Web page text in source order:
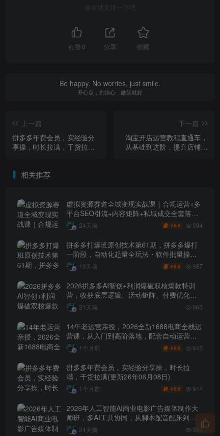
喜欢就支持一下吧
点赞 0 分享 收藏
Be happy. No worries, just smile.
开心点，别担心，微笑就好
上一篇
拼多多年费会员，实经验分
享操，时长拉满，干货拉满
下一篇
淘宝开店运营教程直通车，
从基础到进阶，提升店铺流
相关推荐
虚拟资源赛道全域变现实战课｜合规运营+多
平台SEO引流+内容矩阵+私域成交全套落地
玩法24天前 ￥6.6 994
拼多多打爆班原创技术第61期，拼多多爆打
一阶段，自动化起量全玩法・软件批量操
作・投产优化・大促矩阵实战课
19天前 ￥6.6 987
2026拼多多AI智创+利润爆破双核爆款特训
营，收获底层逻辑、活动矩阵、付费优化、
0-1打爆SOP
21天前 963
14年老运营亲授，2026全新1688电商全栈运
营课，从入门到高阶落地，配套自动运营表
+工具包+直播诊断等
1个月前 ￥6.6 946
拼多多年费会员，实经验分享操，时长拉
满，干货拉满(更新26年06月08日)
1个月前 ￥6.6 942
2026年人工智能AI商业电影广告媒体制作大
师班，多AI工具协同，从脚本配音配乐到电
影级短片、品牌广告全流程实战（中英字
24天前 936